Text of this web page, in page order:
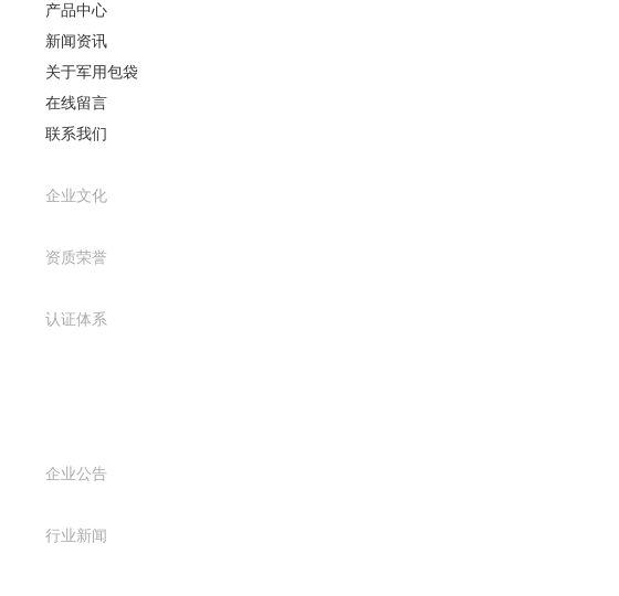
产品中心
新闻资讯
关于军用包袋
在线留言
联系我们
企业文化
资质荣誉
认证体系
企业公告
行业新闻